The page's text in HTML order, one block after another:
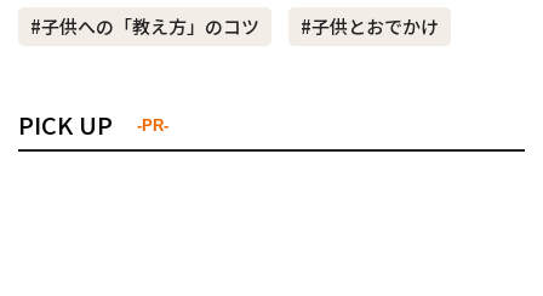
#子供への「教え方」のコツ #子供とおでかけ
PICK UP -PR-